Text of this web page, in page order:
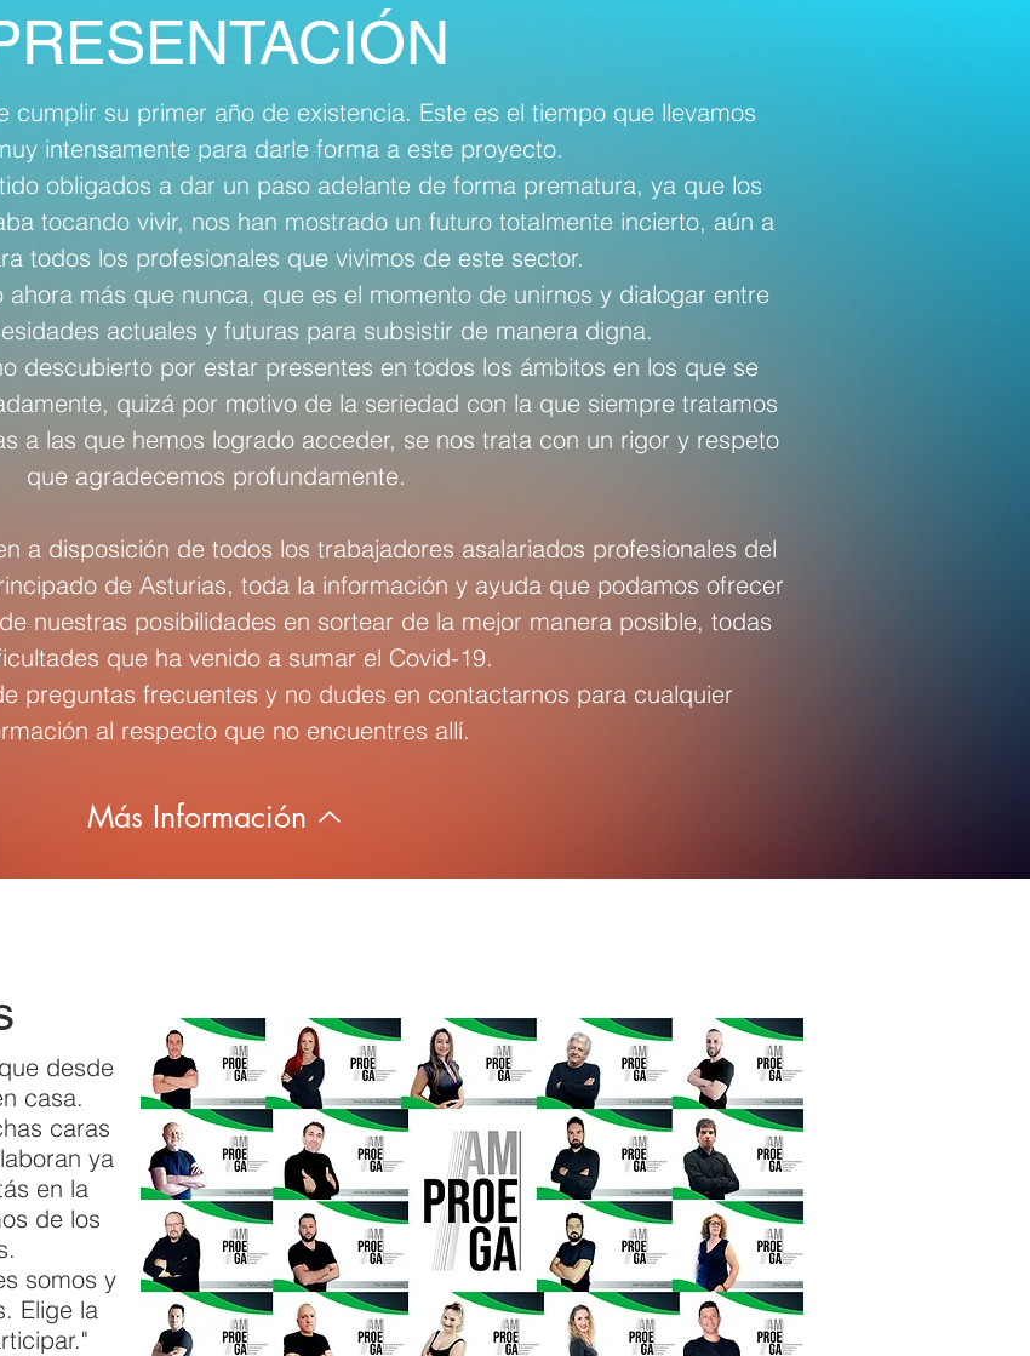
cumplir su primer año de existencia. Este es el tiempo que llevamos
intensamente para darle forma a este proyecto.
obligados a dar un paso adelante de forma prematura, ya que los
tocando vivir, nos han mostrado un futuro totalmente incierto, aún a
todos los profesionales que vivimos de este sector.
más que nunca, que es el momento de unirnos y dialogar entre
actuales y futuras para subsistir de manera digna.
descubierto por estar presentes en todos los ámbitos en los que se
quizá por motivo de la seriedad con la que siempre tratamos
a las que hemos logrado acceder, se nos trata con un rigor y respeto
que agradecemos profundamente.
a disposición de todos los trabajadores asalariados profesionales del
de Asturias, toda la información y ayuda que podamos ofrecer
nuestras posibilidades en sortear de la mejor manera posible, todas
que ha venido a sumar el Covid-19.
preguntas frecuentes y no dudes en contactarnos para cualquier
al respecto que no encuentres allí.
Más Información
desde
casa.
caras
ya
en la
de los
somos y
Elige la